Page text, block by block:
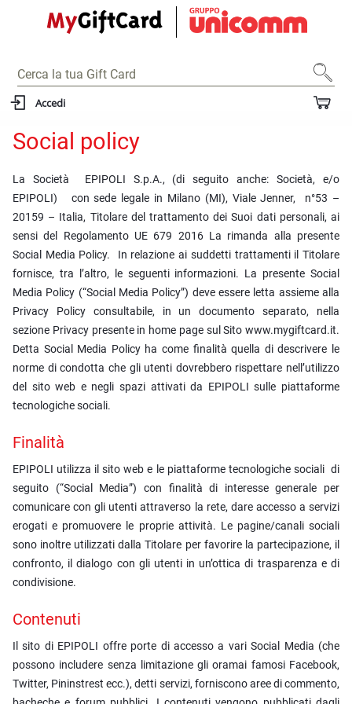
Accedi
Social policy
La Società EPIPOLI S.p.A., (di seguito anche: Società, e/o
EPIPOLI) con sede legale in Milano (MI), Viale Jenner, n°53 –
20159 – Italia, Titolare del trattamento dei Suoi dati personali, ai
sensi del Regolamento UE 679 2016 La rimanda alla presente
Social Media Policy. In relazione ai suddetti trattamenti il Titolare
fornisce, tra l’altro, le seguenti informazioni. La presente Social
Media Policy (“Social Media Policy”) deve essere letta assieme alla
Privacy Policy consultabile, in un documento separato, nella
sezione Privacy presente in home page sul Sito www.mygiftcard.it.
Detta Social Media Policy ha come finalità quella di descrivere le
norme di condotta che gli utenti dovrebbero rispettare nell’utilizzo
del sito web e negli spazi attivati da EPIPOLI sulle piattaforme
tecnologiche sociali.
Finalità
EPIPOLI utilizza il sito web e le piattaforme tecnologiche sociali di
seguito (“Social Media”) con finalità di interesse generale per
comunicare con gli utenti attraverso la rete, dare accesso a servizi
erogati e promuovere le proprie attività. Le pagine/canali sociali
sono inoltre utilizzati dalla Titolare per favorire la partecipazione, il
confronto, il dialogo con gli utenti in un’ottica di trasparenza e di
condivisione.
Contenuti
Il sito di EPIPOLI offre porte di accesso a vari Social Media (che
possono includere senza limitazione gli oramai famosi Facebook,
Twitter, Pininstrest ecc.), detti servizi, forniscono aree di commento,